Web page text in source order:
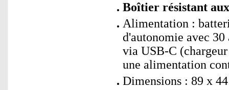
Boîtier résistant
Alimentation :
d'autonomie avec
via USB-C
une alimentation
Dimensions : 89 x